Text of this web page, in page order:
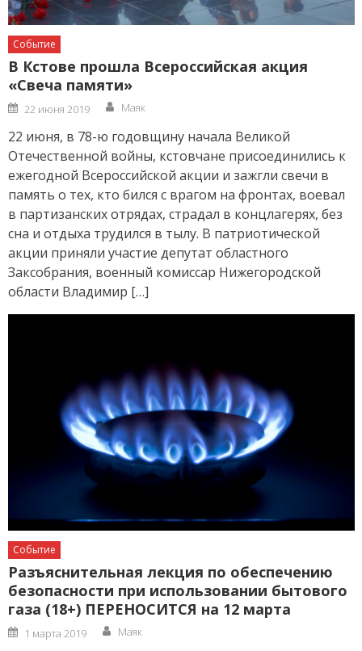
Событие
В Кстове прошла Всероссийская акция
«Свеча памяти»
Posted
on
22 июня 2019 Author
Маяк
22 июня, в 78-ю годовщину начала Великой
Отечественной войны, кстовчане присоединились к
ежегодной Всероссийской акции и зажгли свечи в
память о тех, кто бился с врагом на фронтах, воевал
в партизанских отрядах, страдал в концлагерях, без
сна и отдыха трудился в тылу. В патриотической
акции приняли участие депутат областного
Заксобрания, военный комиссар Нижегородской
области Владимир […]
Событие
Разъяснительная лекция по обеспечению
безопасности при использовании бытового
газа (18+) ПЕРЕНОСИТСЯ на 12 марта
Posted
on
1 марта 2019 Author
Маяк